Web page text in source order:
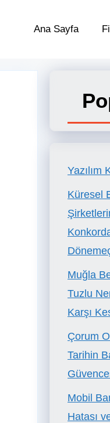
Ana Sayfa
Yazılım
Küresel
Muğla
Tuzlu
Karşı
Çorum
Tarihin
Mobil
Hatası